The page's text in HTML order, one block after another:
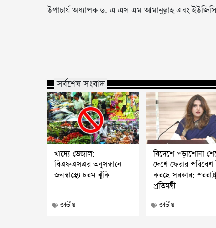
উপাচার্য অধ্যাপক ড. এ এস এম আমানুল্লাহ এবং
সর্বশেষ সংবাদ
খাদ্যে ভেজাল:
বিএফএসএর অনুসন্ধানে
জনস্বাস্থ্যে চরম ঝুঁকি
জাতীয়
বিদেশে পড়াশোনা
দেশে ফেরার পরিবেশ
করছে সরকার: পররাষ্ট্র
প্রতিমন্ত্রী
জাতীয়